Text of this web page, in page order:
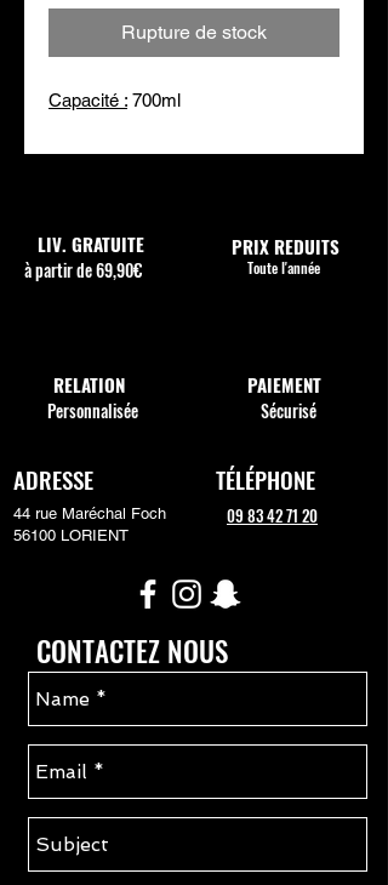
Rupture de stock
Capacité : 700ml
LIV. GRATUITE
à partir de 69,90€
RELATION
Personnalisée
PRIX REDUITS
Toute l'année
PAIEMENT
Sécurisé
ADRESSE
44 rue Maréchal Foch
56100 LORIENT
TÉLÉPHONE
09 83 42 71 20
CONTACTEZ NOUS